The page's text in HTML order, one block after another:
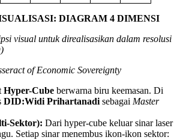
DIAGRAM 4 DIMENSI
visual untuk direalisasikan dalam resolusi
of Economic Sovereignty
Hyper-Cube berwarna biru keemasan. Di
DID:Widi Prihartanadisebagai Master
Sektor): Dari hyper-cube keluar sinar laser
Setiap sinar menembus ikon-ikon sektor: